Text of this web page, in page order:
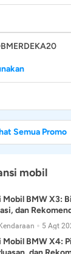
Semua Promo
mobil
Mobil BMW X3:
dan
5 Agt
Mobil BMW X4: